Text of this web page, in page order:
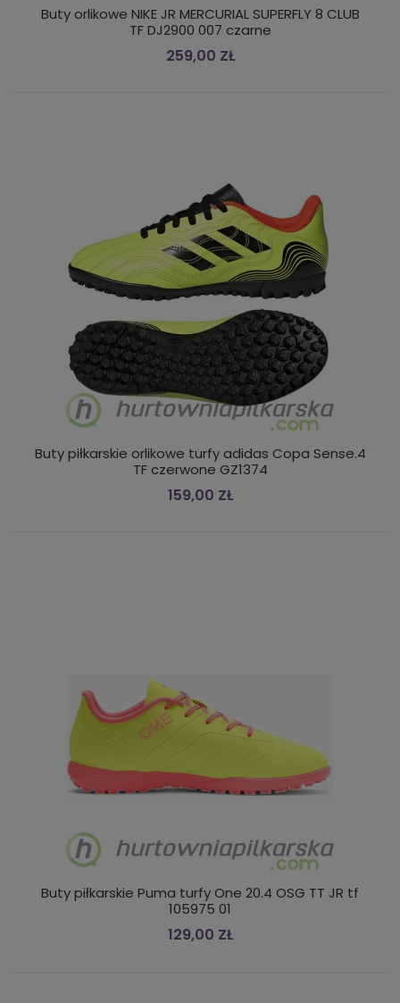
Buty orlikowe NIKE JR MERCURIAL SUPERFLY 8 CLUB
TF DJ2900 007 czarne
259,00 ZŁ
Buty piłkarskie orlikowe turfy adidas Copa Sense.4
TF czerwone GZ1374
159,00 ZŁ
Buty piłkarskie Puma turfy One 20.4 OSG TT JR tf
105975 01
129,00 ZŁ